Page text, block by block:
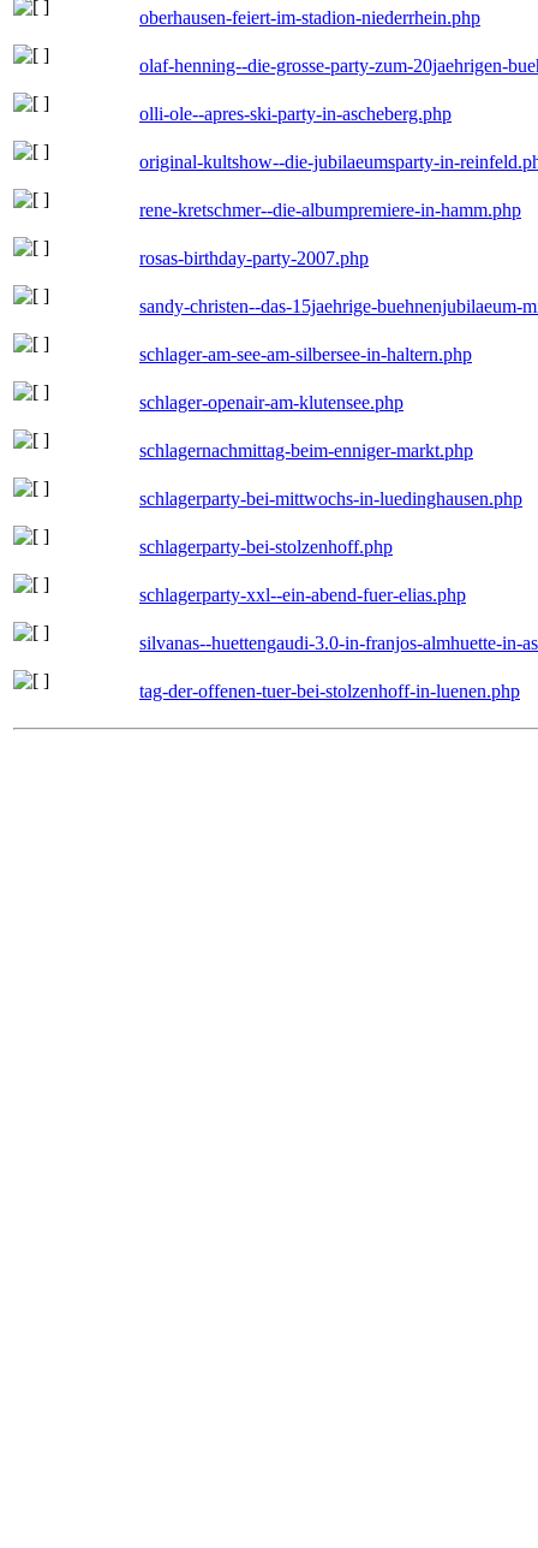
oberhausen-feiert-im-stadion-niederrhein.php
olaf-henning--die-grosse-party-zum-20jaehrigen-
olli-ole--apres-ski-party-in-ascheberg.php
original-kultshow--die-jubilaeumsparty-in-
rene-kretschmer--die-albumpremiere-in-hamm.php
rosas-birthday-party-2007.php
sandy-christen--das-15jaehrige-buehnenjubilaeum-
schlager-am-see-am-silbersee-in-haltern.php
schlager-openair-am-klutensee.php
schlagernachmittag-beim-enniger-markt.php
schlagerparty-bei-mittwochs-in-luedinghausen.php
schlagerparty-bei-stolzenhoff.php
schlagerparty-xxl--ein-abend-fuer-elias.php
silvanas--huettengaudi-3.0-in-franjos-almhuette-in-
tag-der-offenen-tuer-bei-stolzenhoff-in-luenen.php